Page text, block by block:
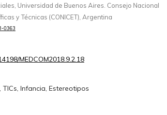
Universidad de Buenos Aires. Consejo Nacional
y Técnicas (CONICET), Argentina
0363
MEDCOM2018.9.2.18
TICs, Infancia, Estereotipos